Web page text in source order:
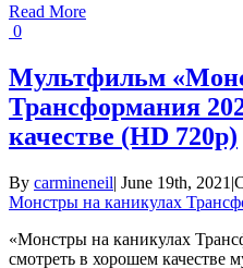
Read More
0
Мультфильм
Трансформания
качестве (HD 720p)
By carmineneil| June 19th, 2021 |
Монстры на каникулах
«Монстры на каникулах
смотреть в хорошем качестве